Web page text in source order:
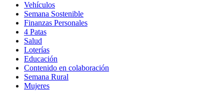
Vehículos
Semana Sostenible
Finanzas Personales
4 Patas
Salud
Loterías
Educación
Contenido en colaboración
Semana Rural
Mujeres